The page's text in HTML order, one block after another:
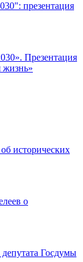
презентация
Презентация
жизнь»
исторических
о
Госдумы